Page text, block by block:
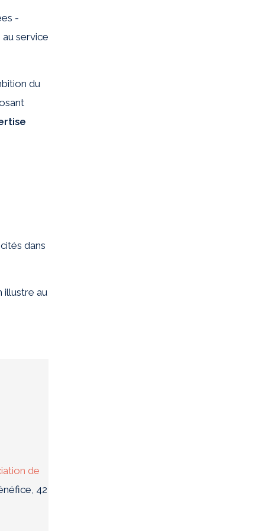
-
au service
du
dans
illustre au
de
42